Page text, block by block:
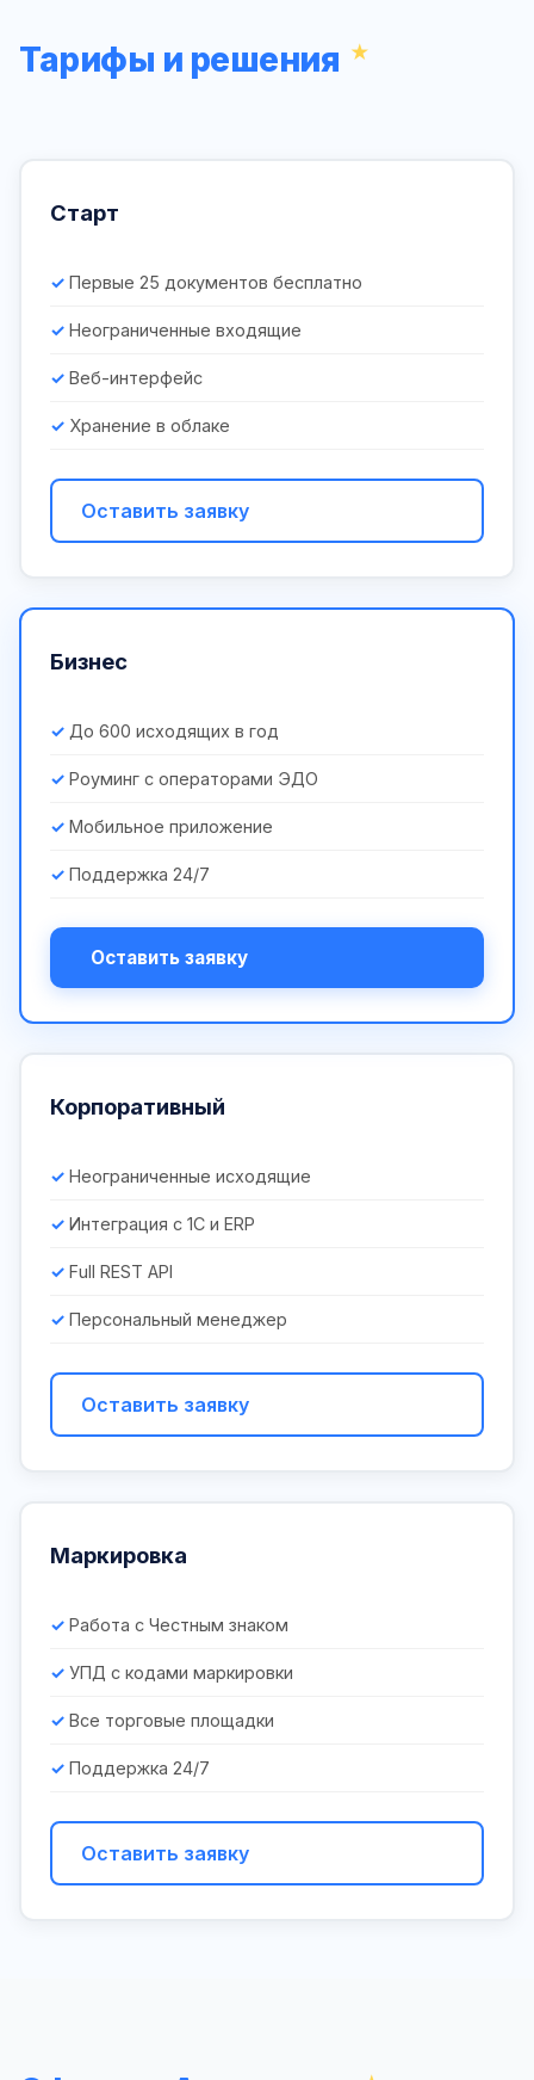
Тарифы и решения
Старт
Первые 25 документов бесплатно
Неограниченные входящие
Веб-интерфейс
Хранение в облаке
Оставить заявку
Бизнес
До 600 исходящих в год
Роуминг с операторами ЭДО
Мобильное приложение
Поддержка 24/7
Оставить заявку
Корпоративный
Неограниченные исходящие
Интеграция с 1С и ERP
Full REST API
Персональный менеджер
Оставить заявку
Маркировка
Работа с Честным знаком
УПД с кодами маркировки
Все торговые площадки
Поддержка 24/7
Оставить заявку